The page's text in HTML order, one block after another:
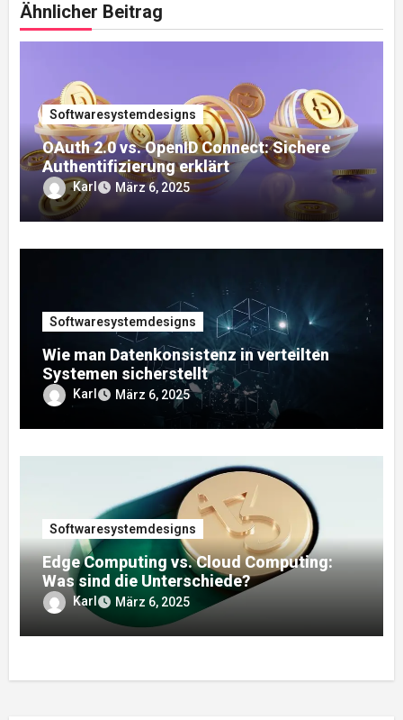
Ähnlicher Beitrag
Softwaresystemdesigns
OAuth 2.0 vs. OpenID Connect: Sichere
Authentifizierung erklärt
Karl März 6, 2025
Softwaresystemdesigns
Wie man Datenkonsistenz in verteilten
Systemen sicherstellt
Karl März 6, 2025
Softwaresystemdesigns
Edge Computing vs. Cloud Computing:
Was sind die Unterschiede?
Karl März 6, 2025